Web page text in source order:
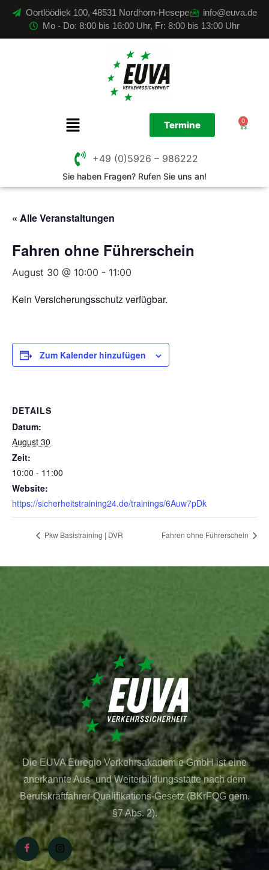
Oortlöödiek 100, 48531 Nordhorn-Hesepe
info@euva.de
Mo - Do: 8:00 bis 16:00 Uhr, Fr: 8:00 bis 13:00 Uhr
Termine 0
+49 (0)5926 – 986222
Sie haben Fragen? Rufen Sie uns an!
« Alle Veranstaltungen
Fahren ohne Führerschein
August 30 @ 10:00 - 11:00
Kein Versicherungsschutz verfügbar.
Zum Kalender hinzufügen
DETAILS
Datum:
August 30
Zeit:
10:00 - 11:00
Website:
https://sicherheitstraining24.de/trainings/6Auw7pDk
Pkw Basistraining | DVR Fahren ohne Führerschein
Die EUVA Euregio Verkehrsakademie GmbH ist eine
anerkannte Aus- und Weiterbildungsstätte nach dem
Berufskraftfahrer-Qualifikations-Gesetz (BKrFQG gem.
§7 Abs. 2).